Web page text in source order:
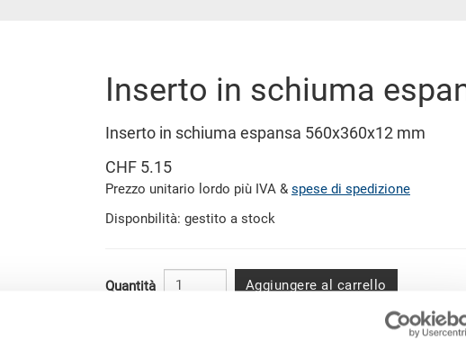
Inserto in schiuma
Inserto in schiuma espansa 560x360x12 mm
CHF 5.15
Prezzo unitario lordo più IVA & spese di spedizione
Disponbilità: gestito a stock
Quantità Aggiungere al carrello
Prezzo